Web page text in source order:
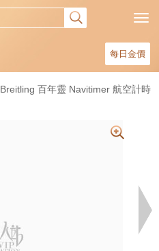
每日金價
Breitling 百年靈 Navitimer 航空計時